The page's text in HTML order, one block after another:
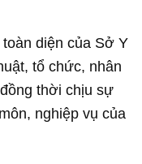
diện của Sở Y
tổ chức, nhân
thời chịu sự
nghiệp vụ của